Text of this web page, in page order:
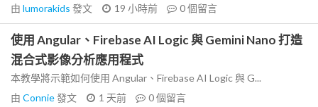
由 lumorakids 發文 19 小時前 0個留言
使用 Angular、Firebase AI Logic 與 Gemini Nano 打造
混合式影像分析應用程式
本教學將示範如何使用 Angular、Firebase AI Logic 與 G...
由 Connie發文 1 天前 0個留言